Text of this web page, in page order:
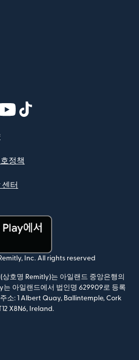
림)
서 열림)
창에서 열림)
(새 창에서 열림)
정책
터
Inc. All rights reserved
호명 Remitly)는 아일랜드 중앙은행의
는 아일랜드에서 법인명 629909로 등록
소: 1 Albert Quay, Ballintemple, Cork
X8N6, Ireland.